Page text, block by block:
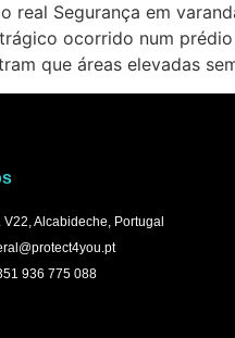
real Segurança em
ocorrido num
que áreas elevadas
V22, Alcabideche, Portugal
936 775 088